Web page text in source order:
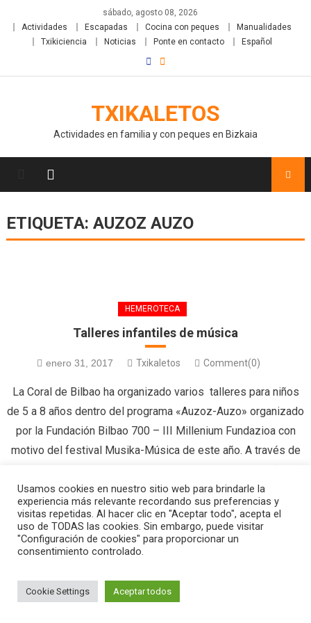
sábado, agosto 08, 2026
Actividades
Escapadas Cocina con peques
Manualidades
Txikiciencia
Noticias Ponte en contacto Español
TXIKALETOS
Actividades en familia y con peques en Bizkaia
ETIQUETA: AUZOZ AUZO
HEMEROTECA
Talleres infantiles de música
enero 31, 2017 Txikaletos Comment(0)
La Coral de Bilbao ha organizado varios talleres para niños
de 5 a 8 años dentro del programa «Auzoz-Auzo» organizado
por la Fundación Bilbao 700 – III Millenium Fundazioa con
motivo del festival Musika-Música de este año. A través de
percusión, los niños se embarcarán en […]
|Editorial by
Usamos cookies en nuestro sitio web para brindarle la
experiencia más relevante recordando sus preferencias y
visitas repetidas. Al hacer clic en "Aceptar todo", acepta el
uso de TODAS las cookies. Sin embargo, puede visitar
"Configuración de cookies" para proporcionar un
consentimiento controlado.
Cookie Settings Aceptar todos